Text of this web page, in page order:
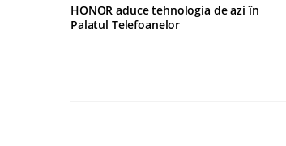
HONOR aduce tehnologia de azi în
Palatul Telefoanelor